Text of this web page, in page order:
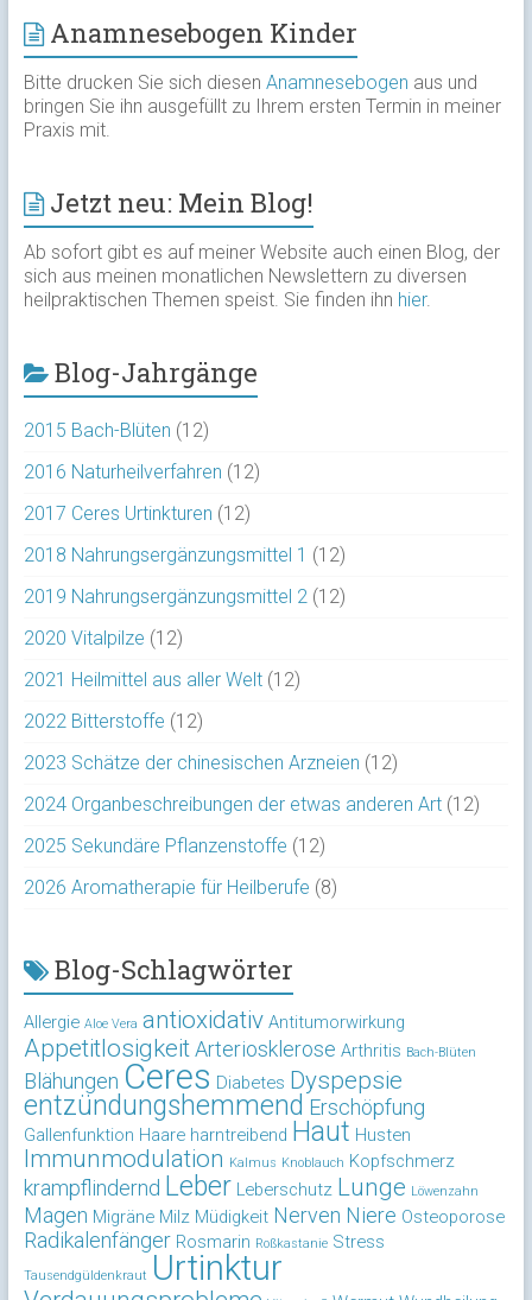
Anamnesebogen Kinder
Bitte drucken Sie sich diesen Anamnesebogen aus und
bringen Sie ihn ausgefüllt zu Ihrem ersten Termin in meiner
Praxis mit.
Jetzt neu: Mein Blog!
Ab sofort gibt es auf meiner Website auch einen Blog, der
sich aus meinen monatlichen Newslettern zu diversen
heilpraktischen Themen speist. Sie finden ihn hier.
Blog-Jahrgänge
2015 Bach-Blüten (12)
2016 Naturheilverfahren (12)
2017 Ceres Urtinkturen (12)
2018 Nahrungsergänzungsmittel 1 (12)
2019 Nahrungsergänzungsmittel 2 (12)
2020 Vitalpilze (12)
2021 Heilmittel aus aller Welt(12)
2022 Bitterstoffe (12)
2023 Schätze der chinesischen Arzneien (12)
2024 Organbeschreibungen der etwas anderen Art(12)
2025 Sekundäre Pflanzenstoffe (12)
2026 Aromatherapie für Heilberufe (8)
Blog-Schlagwörter
Allergie Aloe Vera antioxidativ Antitumorwirkung
Appetitlosigkeit Arteriosklerose Arthritis Bach-Blüten
Blähungen Ceres Diabetes Dyspepsie
entzündungshemmend Erschöpfung
Gallenfunktion Haare harntreibend Haut Husten
Immunmodulation Kalmus Knoblauch Kopfschmerz
krampflindernd Leber Leberschutz Lunge Löwenzahn
Magen Migräne Milz Müdigkeit Nerven Niere Osteoporose
Radikalenfänger Rosmarin Roßkastanie Stress
Tausendgüldenkraut Urtinktur